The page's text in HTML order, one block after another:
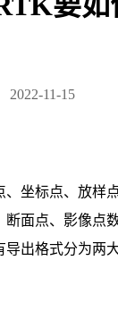
2022-11-15
、坐标点、放样
断面点、影像点
出格式分为两